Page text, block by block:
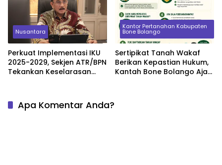
Nusantara
Perkuat Implementasi IKU
2025-2029, Sekjen ATR/BPN
Tekankan Keselarasan
Kantor Pertanahan Kabupaten
Bone Bolango
Sertipikat Tanah Wakaf
Berikan Kepastian Hukum,
Kantah Bone Bolango Ajak
Apa Komentar Anda?